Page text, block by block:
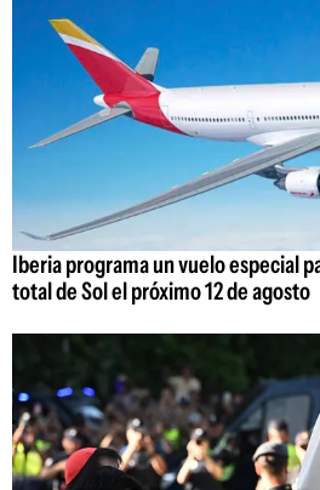
Iberia programa un vuelo especial
total de Sol el próximo 12 de agosto